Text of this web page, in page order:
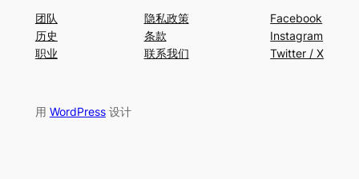
团队
历史
职业
隐私政策
条款
联系我们
Facebook
Instagram
Twitter / X
用 WordPress设计